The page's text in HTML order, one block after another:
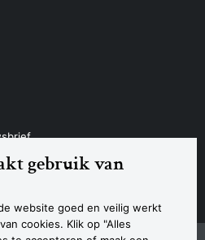
gebruik van
website goed en veilig werkt
cookies. Klik op "Alles